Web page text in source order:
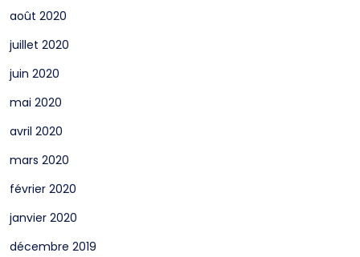
août 2020
juillet 2020
juin 2020
mai 2020
avril 2020
mars 2020
février 2020
janvier 2020
décembre 2019